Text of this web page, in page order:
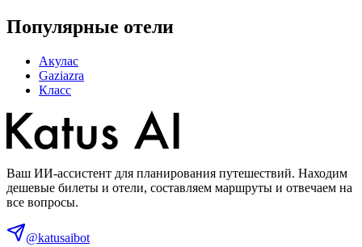
Популярные отели
Акулас
Gaziazra
Класс
Ваш ИИ-ассистент для планирования путешествий. Находим
дешевые билеты и отели, составляем маршруты и отвечаем на
все вопросы.
@katusaibot